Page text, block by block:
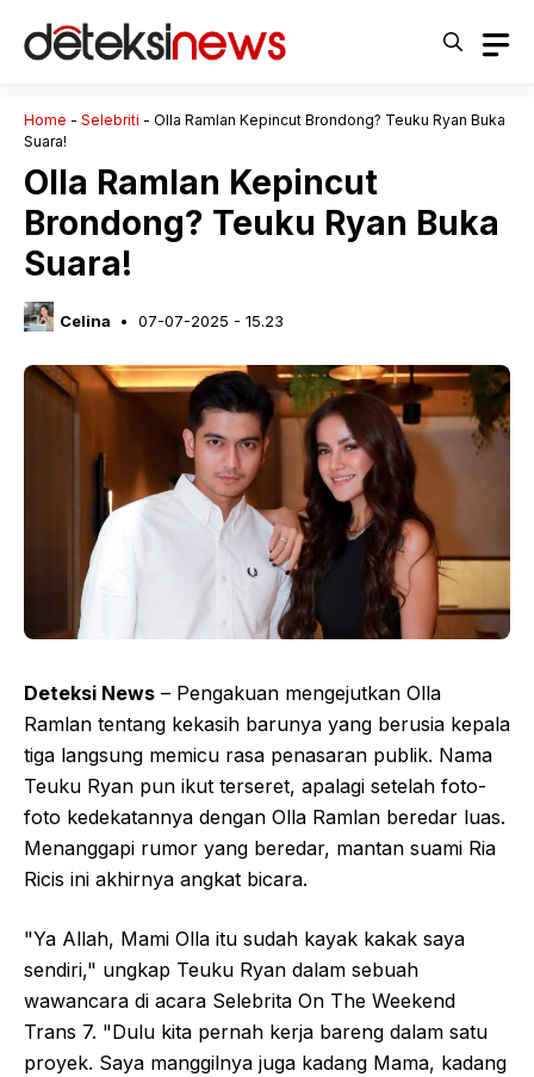
Home - Selebriti - Olla Ramlan Kepincut Brondong? Teuku Ryan Buka
Suara!
Olla Ramlan Kepincut
Brondong? Teuku Ryan Buka
Suara!
Celina 07-07-2025 - 15.23
Deteksi News – Pengakuan mengejutkan Olla
Ramlan tentang kekasih barunya yang berusia kepala
tiga langsung memicu rasa penasaran publik. Nama
Teuku Ryan pun ikut terseret, apalagi setelah foto-
foto kedekatannya dengan Olla Ramlan beredar luas.
Menanggapi rumor yang beredar, mantan suami Ria
Ricis ini akhirnya angkat bicara.
"Ya Allah, Mami Olla itu sudah kayak kakak saya
sendiri," ungkap Teuku Ryan dalam sebuah
wawancara di acara Selebrita On The Weekend
Trans 7. "Dulu kita pernah kerja bareng dalam satu
proyek. Saya manggilnya juga kadang Mama, kadang